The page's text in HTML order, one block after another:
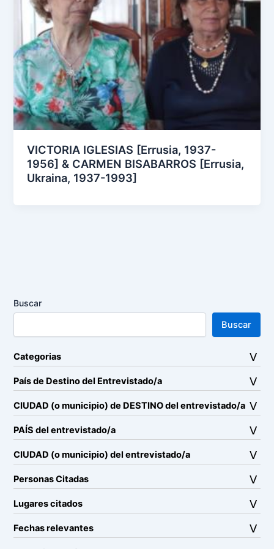
VICTORIA IGLESIAS [Errusia, 1937-
1956] & CARMEN BISABARROS [Errusia,
Ukraina, 1937-1993]
Buscar
Buscar
Categorias
País de Destino del Entrevistado/a
CIUDAD (o municipio) de DESTINO del entrevistado/a
PAÍS del entrevistado/a
CIUDAD (o municipio) del entrevistado/a
Personas Citadas
Lugares citados
Fechas relevantes